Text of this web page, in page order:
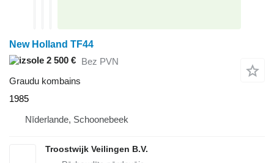
New Holland TF44
2 500 € Bez PVN
Graudu kombains
1985
Nīderlande, Schoonebeek
Troostwijk Veilingen B.V.